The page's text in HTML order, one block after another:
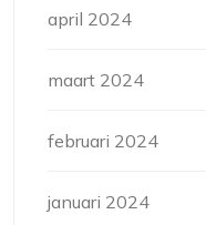
april 2024
maart 2024
februari 2024
januari 2024